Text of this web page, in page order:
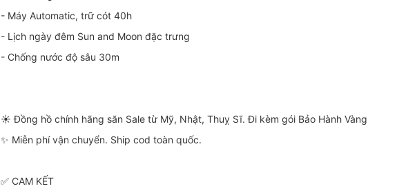
- Máy Automatic, trữ cót 40h
- Lịch ngày đêm Sun and Moon đặc trưng
- Chống nước độ sâu 30m
☀️ Đồng hồ chính hãng săn Sale từ Mỹ, Nhật, Thuỵ Sĩ. Đi kèm gói Bảo Hành Vàng
✨ Miễn phí vận chuyển. Ship cod toàn quốc.
✅ CAM KẾT